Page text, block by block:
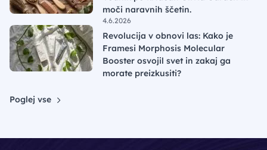
moči naravnih ščetin.
4.6.2026
Revolucija v obnovi las: Kako je
Framesi Morphosis Molecular
Booster osvojil svet in zakaj ga
morate preizkusiti?
Poglej vse